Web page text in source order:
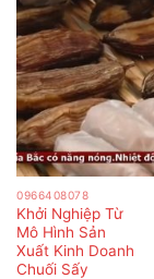
0966408078
Khởi Nghiệp Từ
Mô Hình Sản
Xuất Kinh Doanh
Chuối Sấy